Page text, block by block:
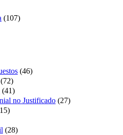
(107)
(46)
(72)
(41)
no Justificado (27)
(28)